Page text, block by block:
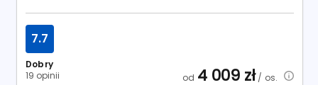
Dobry
19 opinii
7.7
od 4 009 zł/ os.